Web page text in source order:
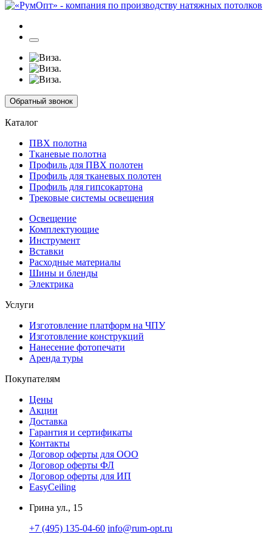
Обратный звонок
Каталог
ПВХ полотна
Тканевые полотна
Профиль для ПВХ полотен
Профиль для тканевых полотен
Профиль для гипсокартона
Трековые системы освещения
Освещение
Комплектующие
Инструмент
Вставки
Расходные материалы
Шины и бленды
Электрика
Услуги
Изготовление платформ на ЧПУ
Изготовление конструкций
Нанесение фотопечати
Аренда туры
Покупателям
Цены
Акции
Доставка
Гарантия и сертификаты
Контакты
Договор оферты для ООО
Договор оферты ФЛ
Договор оферты для ИП
EasyCeiling
Грина ул., 15
+7 (495) 135-04-60 info@rum-opt.ru